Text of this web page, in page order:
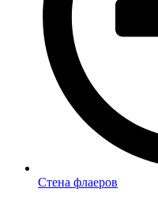
Стена флаеров